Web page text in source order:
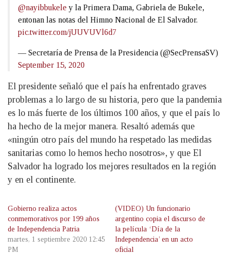
@nayibbukele y la Primera Dama, Gabriela de Bukele,
entonan las notas del Himno Nacional de El Salvador.
pic.twitter.com/jUUVUVl6d7
— Secretaría de Prensa de la Presidencia (@SecPrensaSV)
September 15, 2020
El presidente señaló que el país ha enfrentado graves
problemas a lo largo de su historia, pero que la pandemia
es lo más fuerte de los últimos 100 años, y que el país lo
ha hecho de la mejor manera. Resaltó además que
«ningún otro país del mundo ha respetado las medidas
sanitarias como lo hemos hecho nosotros», y que El
Salvador ha logrado los mejores resultados en la región
y en el continente.
Gobierno realiza actos
conmemorativos por 199 años
de Independencia Patria
martes, 1 septiembre 2020 12:45
PM
(VIDEO) Un funcionario
argentino copia el discurso de
la película ‘Día de la
Independencia’ en un acto
oficial